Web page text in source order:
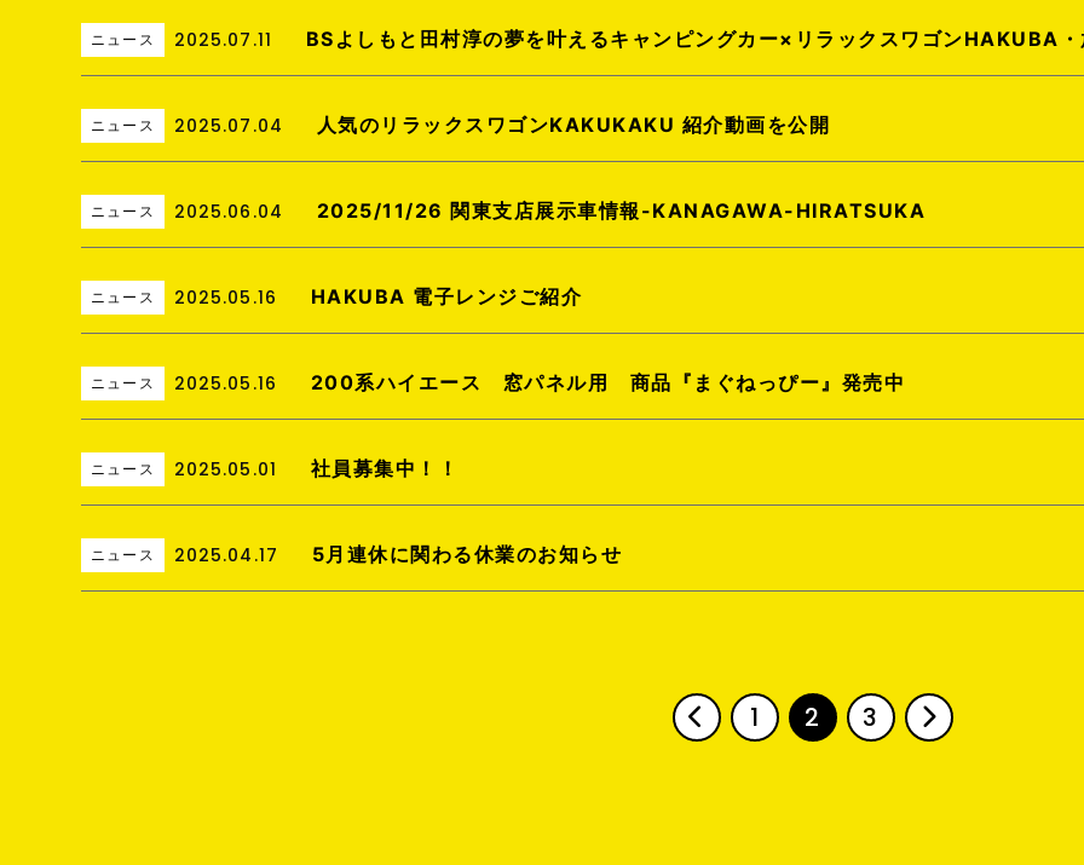
ニュース 2025.07.11 BSよしもと田村淳の夢を叶えるキャンピングカー×リラックスワゴンHAKUBA
ニュース 2025.07.04 人気のリラックスワゴンKAKUKAKU 紹介動画を公開
ニュース 2025.06.04 2025/11/26 関東支店展示車情報-KANAGAWA-HIRATSUKA
ニュース 2025.05.16 HAKUBA 電子レンジご紹介
ニュース 2025.05.16 200系ハイエース 窓パネル用 商品『まぐねっぴー』発売中
ニュース 2025.05.01 社員募集中！！
ニュース 2025.04.17 5月連休に関わる休業のお知らせ
1 2 3